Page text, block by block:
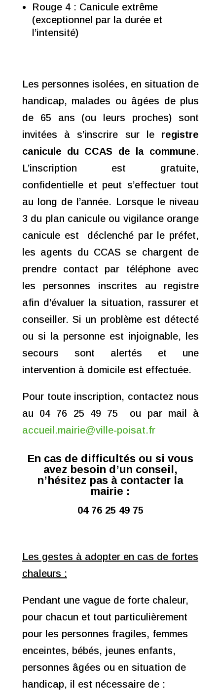
Rouge 4 : Canicule extrême
(exceptionnel par la durée et
l’intensité)
Les personnes isolées, en situation de
handicap, malades ou âgées de plus
de 65 ans (ou leurs proches) sont
invitées à s’inscrire sur le registre
canicule du CCAS de la commune.
L’inscription est gratuite,
confidentielle et peut s’effectuer tout
au long de l’année. Lorsque le niveau
3 du plan canicule ou vigilance orange
canicule est déclenché par le préfet,
les agents du CCAS se chargent de
prendre contact par téléphone avec
les personnes inscrites au registre
afin d’évaluer la situation, rassurer et
conseiller. Si un problème est détecté
ou si la personne est injoignable, les
secours sont alertés et une
intervention à domicile est effectuée.
Pour toute inscription, contactez nous
au 04 76 25 49 75 ou par mail à
accueil.mairie@ville-poisat.fr
En cas de difficultés ou si vous
avez besoin d’un conseil,
n’hésitez pas à contacter la
mairie :
04 76 25 49 75
Les gestes à adopter en cas de fortes
chaleurs :
Pendant une vague de forte chaleur,
pour chacun et tout particulièrement
pour les personnes fragiles, femmes
enceintes, bébés, jeunes enfants,
personnes âgées ou en situation de
handicap, il est nécessaire de :